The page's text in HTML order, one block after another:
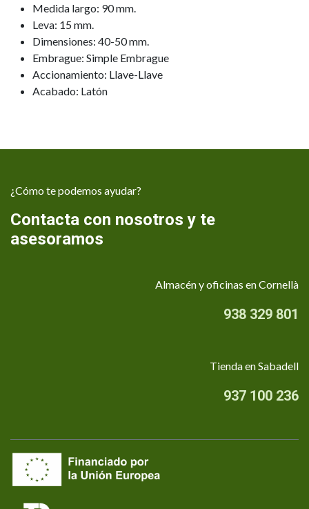
Medida largo: 90 mm.
Leva: 15 mm.
Dimensiones: 40-50 mm.
Embrague: Simple Embrague
Accionamiento: Llave-Llave
Acabado: Latón
¿Cómo te podemos ayudar?
Contacta con nosotros y te
asesoramos
Almacén y oficinas en Cornellà
938 329 801
Tienda en Sabadell
937 100 236